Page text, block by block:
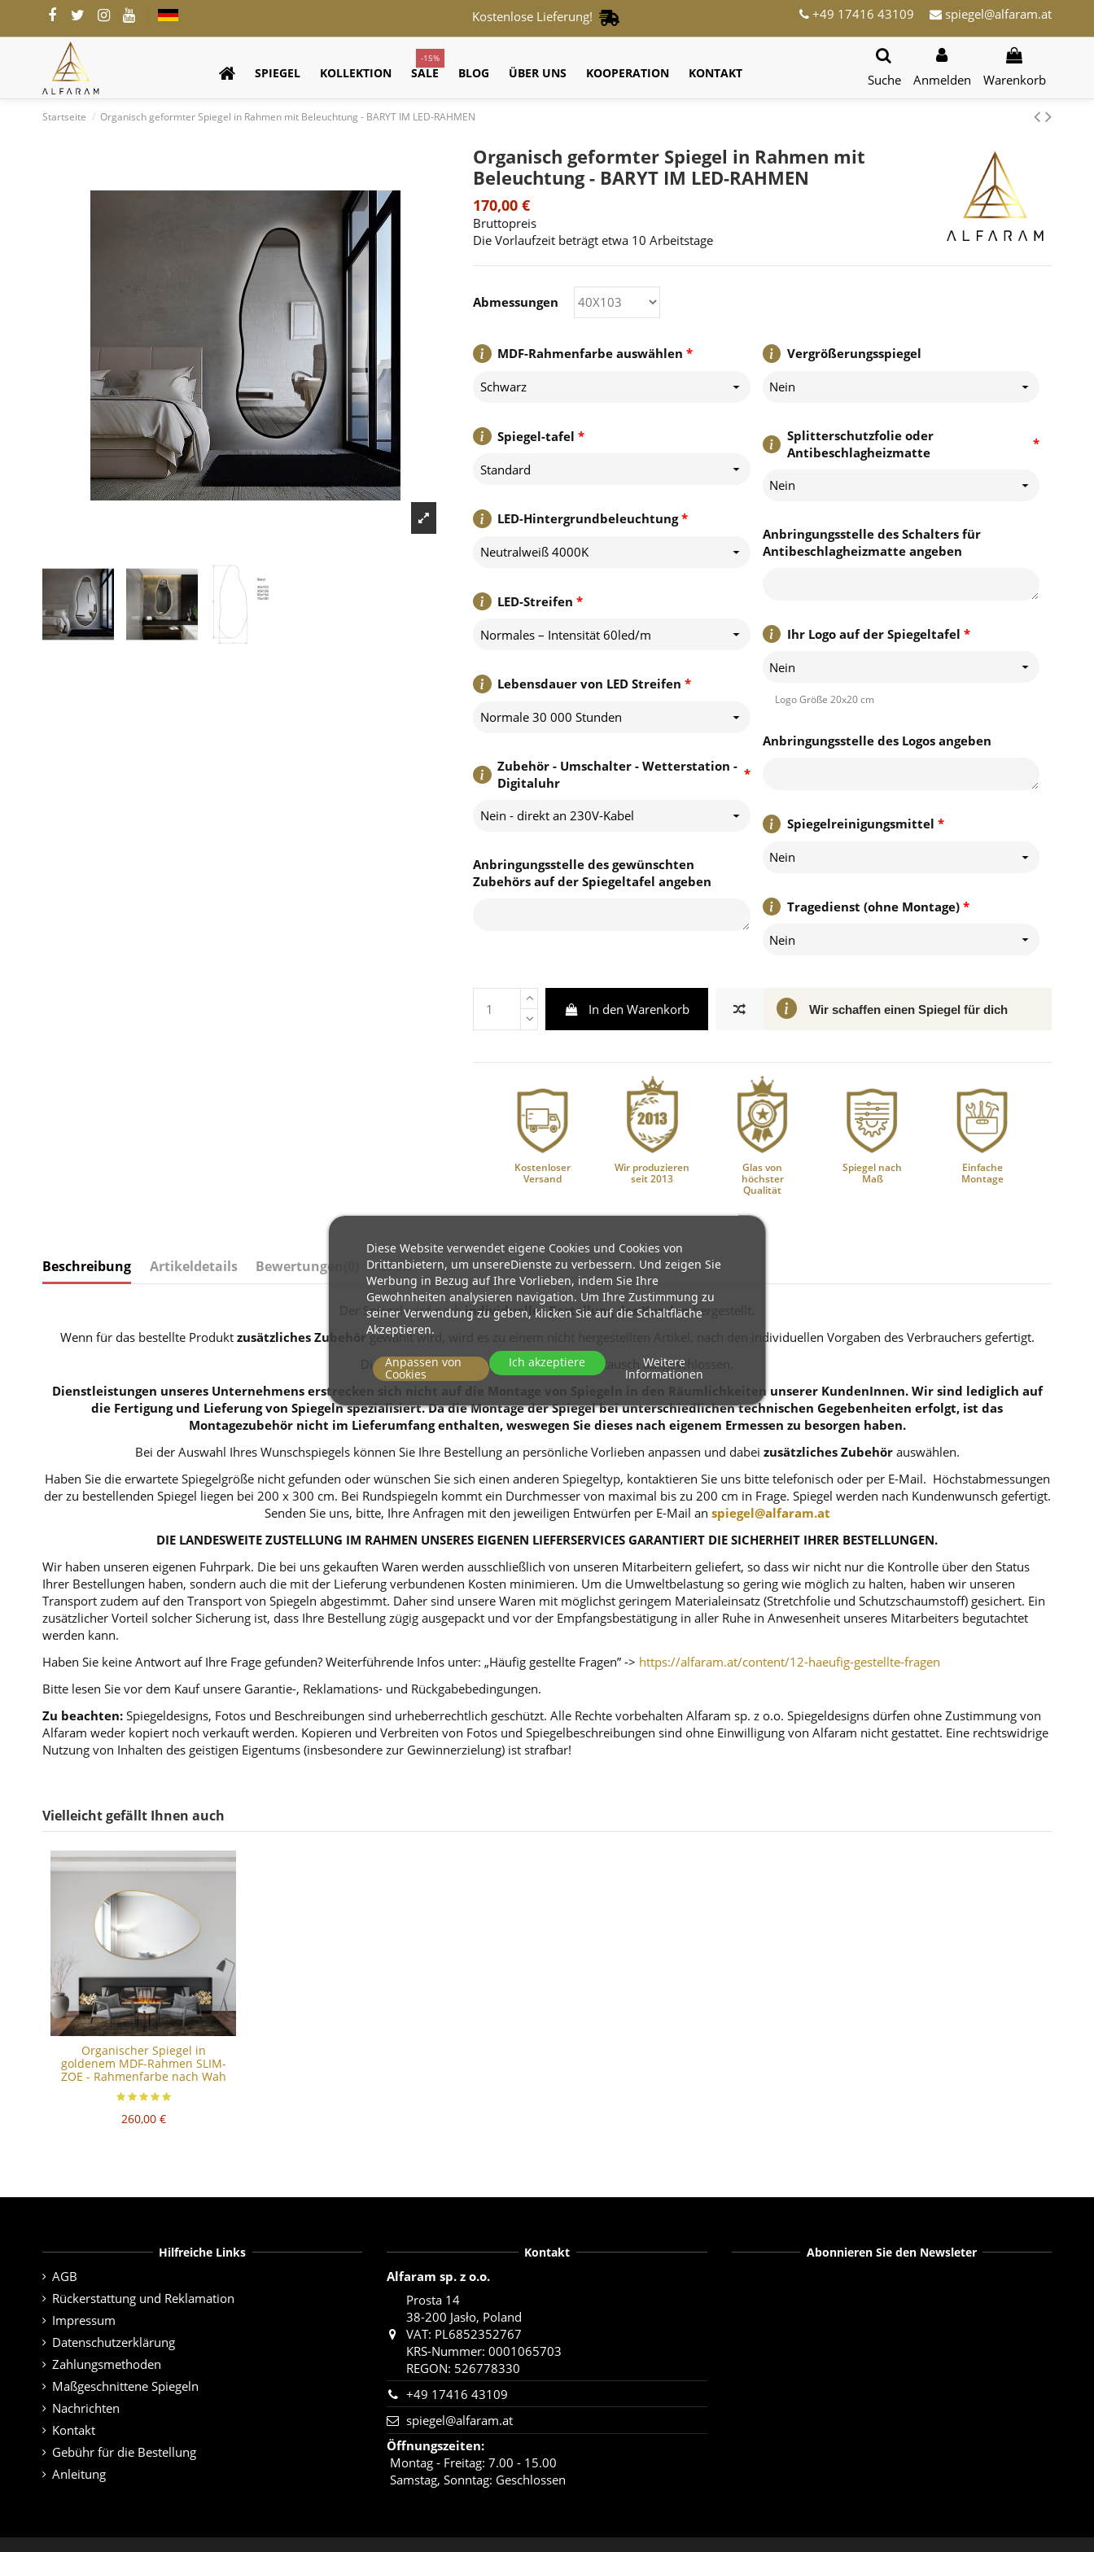
Kostenlose Lieferung! +49 17416 43109 spiegel@alfaram.at
SPIEGEL KOLLEKTION SALE
-15%
BLOG ÜBER UNS KOOPERATION KONTAKT Suche Anmelden Warenkorb
Startseite Organisch geformter Spiegel in Rahmen mit Beleuchtung - BARYT IM LED-RAHMEN
Organisch geformter Spiegel in Rahmen mit
Beleuchtung - BARYT IM LED-RAHMEN
170,00 €
Bruttopreis
Die Vorlaufzeit beträgt etwa 10 Arbeitstage
*
MDF-Rahmenfarbe auswählen
Schwarz
*
Spiegel-tafel
Standard
*
LED-Hintergrundbeleuchtung
Neutralweiß 4000K
*
LED-Streifen
Normales – Intensität 60led/m
*
Lebensdauer von LED Streifen
Normale 30 000 Stunden
*
Zubehör - Umschalter - Wetterstation -
Digitaluhr
Nein - direkt an 230V-Kabel
Anbringungsstelle des gewünschten
Zubehörs auf der Spiegeltafel angeben
Vergrößerungsspiegel
Nein
*
Splitterschutzfolie oder
Antibeschlagheizmatte
Nein
Anbringungsstelle des Schalters für
Antibeschlagheizmatte angeben
*
Ihr Logo auf der Spiegeltafel
Nein
Logo Größe 20x20 cm
Anbringungsstelle des Logos angeben
*
Spiegelreinigungsmittel
Nein
*
Tragedienst (ohne Montage)
Nein
Abmessungen
In den Warenkorb Wir schaffen einen Spiegel für dich
Kostenloser
Versand
Wir produzieren
seit 2013
Glas von
höchster
Qualität
Spiegel nach
Maß
Einfache
Montage
Beschreibung Artikeldetails Bewertungen GPSR
Der Spiegel wird nachindividueller Bestellung des Kundenhergestellt.
Wenn für das bestellte Produkt zusätzliches Zubehörgewählt wird, wird es zu einem nicht hergestellten Artikel, nach den individuellen Vorgaben des Verbrauchers gefertigt.
Diese Produkte sind von Rückgabe und Umtausch ausgeschlossen.
Dienstleistungen unseres Unternehmens erstrecken sich nicht auf die Montage von Spiegeln in den Räumlichkeiten unserer KundenInnen. Wir sind lediglich auf
die Fertigung und Lieferung von Spiegeln spezialisiert. Da die Montage der Spiegel bei unterschiedlichen technischen Gegebenheiten erfolgt, ist das
Montagezubehör nicht im Lieferumfang enthalten, weswegen Sie dieses nach eigenem Ermessen zu besorgen haben.
Bei der Auswahl Ihres Wunschspiegels können Sie Ihre Bestellung an persönliche Vorlieben anpassen und dabei zusätzliches Zubehörauswählen.
Haben Sie die erwartete Spiegelgröße nicht gefunden oder wünschen Sie sich einen anderen Spiegeltyp, kontaktieren Sie uns bitte telefonisch oder per E-Mail. Höchstabmessungen
der zu bestellenden Spiegel liegen bei 200 x 300 cm. Bei Rundspiegeln kommt ein Durchmesser von maximal bis zu 200 cm in Frage. Spiegel werden nach Kundenwunsch gefertigt.
Senden Sie uns, bitte, Ihre Anfragen mit den jeweiligen Entwürfen per E-Mail an spiegel@alfaram.at
DIE LANDESWEITE ZUSTELLUNG IM RAHMEN UNSERES EIGENEN LIEFERSERVICES GARANTIERT DIE SICHERHEIT IHRER BESTELLUNGEN.
Wir haben unseren eigenen Fuhrpark. Die bei uns gekauften Waren werden ausschließlich von unseren Mitarbeitern geliefert, so dass wir nicht nur die Kontrolle über den Status
Ihrer Bestellungen haben, sondern auch die mit der Lieferung verbundenen Kosten minimieren. Um die Umweltbelastung so gering wie möglich zu halten, haben wir unseren
Transport zudem auf den Transport von Spiegeln abgestimmt. Daher sind unsere Waren mit möglichst geringem Materialeinsatz (Stretchfolie und Schutzschaumstoff) gesichert. Ein
zusätzlicher Vorteil solcher Sicherung ist, dass Ihre Bestellung zügig ausgepackt und vor der Empfangsbestätigung in aller Ruhe in Anwesenheit unseres Mitarbeiters begutachtet
werden kann.
Haben Sie keine Antwort auf Ihre Frage gefunden? Weiterführende Infos unter: „Häufig gestellte Fragen” -> https://alfaram.at/content/12-haeufig-gestellte-fragen
Bitte lesen Sie vor dem Kauf unsere Garantie-, Reklamations- und Rückgabebedingungen.
Zu beachten: Spiegeldesigns, Fotos und Beschreibungen sind urheberrechtlich geschützt. Alle Rechte vorbehalten Alfaram sp. z o.o. Spiegeldesigns dürfen ohne Zustimmung von
Alfaram weder kopiert noch verkauft werden. Kopieren und Verbreiten von Fotos und Spiegelbeschreibungen sind ohne Einwilligung von Alfaram nicht gestattet. Eine rechtswidrige
Nutzung von Inhalten des geistigen Eigentums (insbesondere zur Gewinnerzielung) ist strafbar!
Vielleicht gefällt Ihnen auch
Organischer Spiegel in
goldenem MDF-Rahmen SLIM-
ZOE - Rahmenfarbe nach Wah
260,00 €
Hilfreiche Links
AGB
Rückerstattung und Reklamation
Impressum
Datenschutzerklärung
Zahlungsmethoden
Maßgeschnittene Spiegeln
Nachrichten
Kontakt
Gebühr für die Bestellung
Anleitung
Kontakt
Alfaram sp. z o.o.
Prosta 14
38-200 Jasło, Poland
VAT: PL6852352767
KRS-Nummer: 0001065703
REGON: 526778330
+49 17416 43109
spiegel@alfaram.at
Öffnungszeiten:
Montag - Freitag: 7.00 - 15.00
Samstag, Sonntag: Geschlossen
Diese Website verwendet eigene Cookies und Cookies von
Drittanbietern, um unsereDienste zu verbessern. Und zeigen Sie
Werbung in Bezug auf Ihre Vorlieben, indem Sie Ihre
Gewohnheiten analysieren navigation. Um Ihre Zustimmung zu
seiner Verwendung zu geben, klicken Sie auf die Schaltfläche
Akzeptieren.
Weitere
Informationen
Anpassen von
Cookies
Ich akzeptiere
Abonnieren Sie den Newsleter